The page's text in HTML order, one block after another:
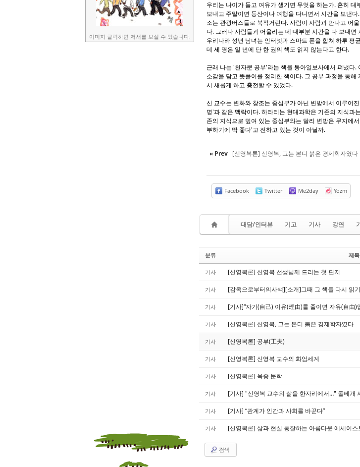
이미지 클릭하면 저서를 보실 수 있습니다.
우리는 나이가 들고 여유가 생기면 무엇을 하는가. 흔히
보내고 주말이면 등산이나 여행을 다니면서 시간을 보낸
소는 관광버스들로 북적거린다. 사람이 사람과 만나고 어
다. 그러나 사람들과 어울리는 데 대부분 시간을 다 보내
우리나라 성년 남녀는 인터넷과 스마트 폰을 합쳐 하루
데 세 명은 일 년에 단 한 권의 책도 읽지 않는다고 한다.
근래 나는 '천자문 공부'라는 책을 동아일보사에서 펴냈다
소감을 담고 뜻풀이를 정리한 책이다. 그 공부 과정을 통
시 새롭게 하고 충전할 수 있었다.
신 교수는 변화와 창조는 중심부가 아닌 변방에서 이루어
명'과 같은 맥락이다. 하라리는 현대과학은 기존의 지식과
존의 지식으로 덮여 있는 중심부와는 달리 변방은 무지에
부하기에 딱 좋다'고 전하고 있는 것이 아닐까.
« Prev [신영복론] 신영복, 그는 본디 붉은 경제학자였다
Facebook Twitter Me2day Yozm
대담/인터뷰 기고 기사 강연
분류 제목
기사 [신영복론] 신영복 선생님께 드리는 첫 편지
기사 [감옥으로부터의사색][소개]그때 그 책들 다시 읽
기사 [기사]“자기(自己) 이유(理由)를 줄이면 자유(自由)
기사 [신영복론] 신영복, 그는 본디 붉은 경제학자였다
기사 [신영복론] 공부(工夫)
기사 [신영복론] 신영복 교수의 화엄세계
기사 [신영복론] 옥중 문학
기사 [기사] "신영복 교수의 삶을 한자리에서…" 돌베개
기사 [기사] “관계가 인간과 사회를 바꾼다”
기사 [신영복론] 삶과 현실 통찰하는 아름다운 에세이스
검색